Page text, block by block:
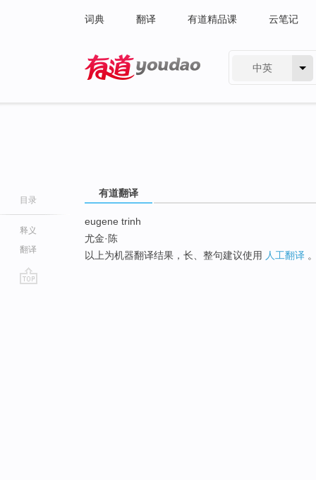
词典 翻译 有道精品课 云笔记
中英
目录
释义
翻译
有道翻译
eugene trinh
尤金·陈
以上为机器翻译结果，长、整句建议使用 人工翻译